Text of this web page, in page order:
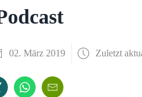
02. März 2019 Zuletzt